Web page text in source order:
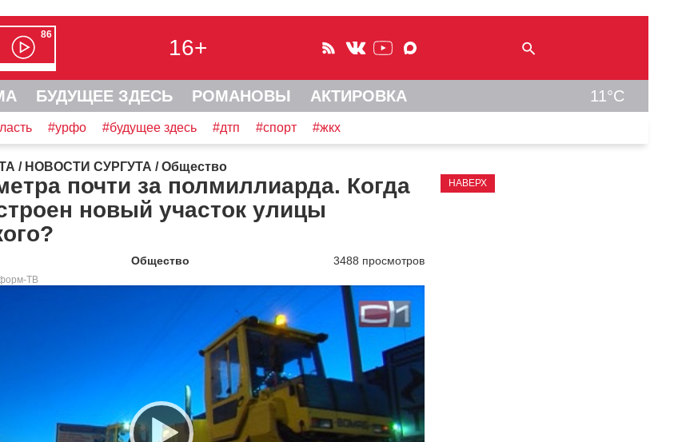
86
16+
БУДУЩЕЕ ЗДЕСЬ РОМАНОВЫ АКТИРОВКА 11°C
#урфо #будущее здесь #дтп #спорт #жкх
/ НОВОСТИ СУРГУТА /Общество
почти за полмиллиарда. Когда
новый участок улицы
Общество 3488 просмотров
ТВ
НАВЕРХ